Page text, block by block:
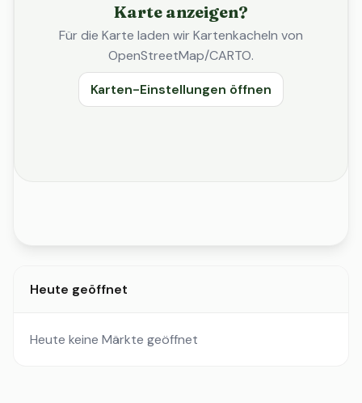
Karte anzeigen?
Für die Karte laden wir Kartenkacheln von
OpenStreetMap/CARTO.
Karten-Einstellungen öffnen
Heute geöffnet
Heute keine Märkte geöffnet